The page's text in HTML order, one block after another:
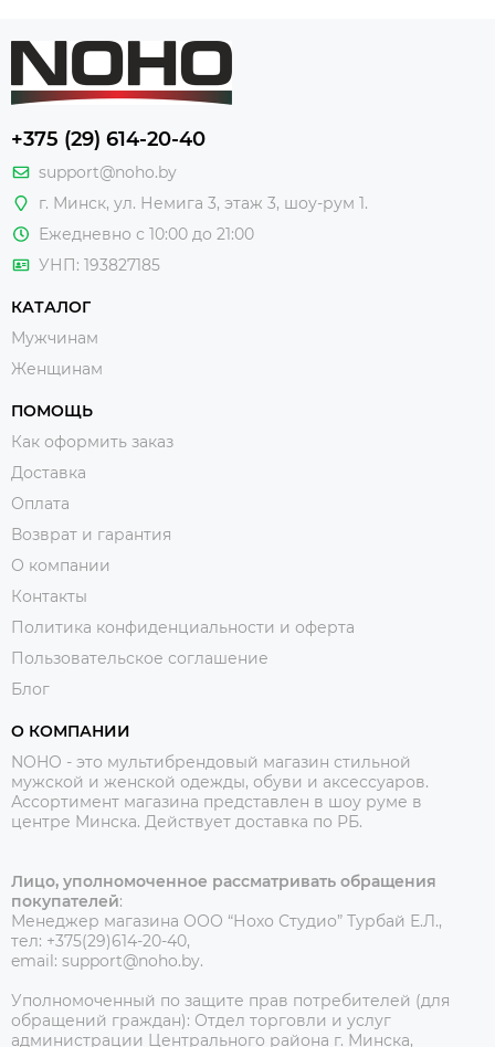
+375 (29) 614-20-40
support@noho.by
г. Минск, ул. Немига 3, этаж 3, шоу-рум 1.
Ежедневно с 10:00 до 21:00
УНП: 193827185
КАТАЛОГ
Мужчинам
Женщинам
ПОМОЩЬ
Как оформить заказ
Доставка
Оплата
Возврат и гарантия
О компании
Контакты
Политика конфиденциальности и оферта
Пользовательское соглашение
Блог
О КОМПАНИИ
NOHO - это мультибрендовый магазин стильной
мужской и женской одежды, обуви и аксессуаров.
Ассортимент магазина представлен в шоу руме в
центре Минска. Действует доставка по РБ.
Лицо, уполномоченное рассматривать обращения
покупателей:
Менеджер магазина ООО “Нохо Студио” Турбай Е.Л.,
тел: +375(29)614-20-40,
email: support@noho.by.
Уполномоченный по защите прав потребителей (для
обращений граждан): Отдел торговли и услуг
администрации Центрального района г. Минска,